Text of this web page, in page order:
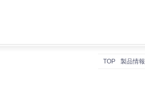
TOP 製品情報